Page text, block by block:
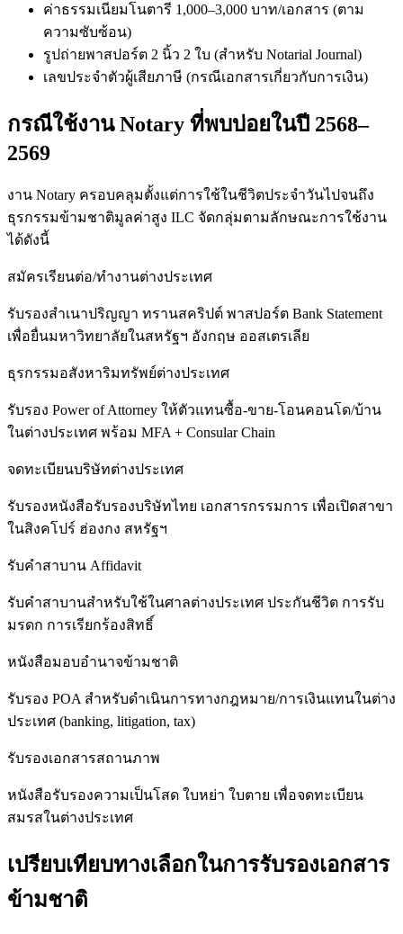
ค่าธรรมเนียมโนตารี 1,000–3,000 บาท/เอกสาร (ตาม
ความซับซ้อน)
รูปถ่ายพาสปอร์ต 2 นิ้ว 2 ใบ (สำหรับ Notarial Journal)
เลขประจำตัวผู้เสียภาษี (กรณีเอกสารเกี่ยวกับการเงิน)
กรณีใช้งาน Notary ที่พบบ่อยในปี 2568–
2569
งาน Notary ครอบคลุมตั้งแต่การใช้ในชีวิตประจำวันไปจนถึง
ธุรกรรมข้ามชาติมูลค่าสูง ILC จัดกลุ่มตามลักษณะการใช้งาน
ได้ดังนี้
สมัครเรียนต่อ/ทำงานต่างประเทศ
รับรองสำเนาปริญญา ทรานสคริปต์ พาสปอร์ต Bank Statement
เพื่อยื่นมหาวิทยาลัยในสหรัฐฯ อังกฤษ ออสเตรเลีย
ธุรกรรมอสังหาริมทรัพย์ต่างประเทศ
รับรอง Power of Attorney ให้ตัวแทนซื้อ-ขาย-โอนคอนโด/บ้าน
ในต่างประเทศ พร้อม MFA + Consular Chain
จดทะเบียนบริษัทต่างประเทศ
รับรองหนังสือรับรองบริษัทไทย เอกสารกรรมการ เพื่อเปิดสาขา
ในสิงคโปร์ ฮ่องกง สหรัฐฯ
รับคำสาบาน Affidavit
รับคำสาบานสำหรับใช้ในศาลต่างประเทศ ประกันชีวิต การรับ
มรดก การเรียกร้องสิทธิ์
หนังสือมอบอำนาจข้ามชาติ
รับรอง POA สำหรับดำเนินการทางกฎหมาย/การเงินแทนในต่าง
ประเทศ (banking, litigation, tax)
รับรองเอกสารสถานภาพ
หนังสือรับรองความเป็นโสด ใบหย่า ใบตาย เพื่อจดทะเบียน
สมรสในต่างประเทศ
เปรียบเทียบทางเลือกในการรับรองเอกสาร
ข้ามชาติ